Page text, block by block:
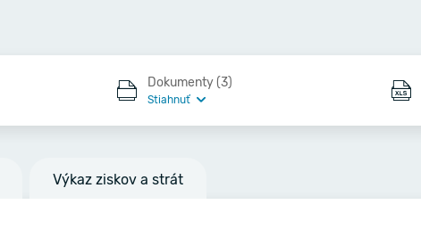
Dokumenty (3)
Stiahnuť
Výkaz ziskov a strát